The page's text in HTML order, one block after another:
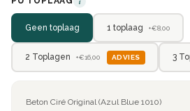
Geen toplaag 1 toplaag +€8,00
2 Toplagen +€16,00 ADVIES 3
Beton Ciré Original (Azul Blue 1010)